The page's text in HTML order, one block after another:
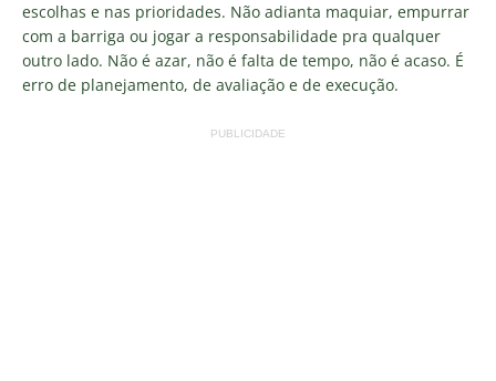
escolhas e nas prioridades. Não adianta maquiar, empurrar
com a barriga ou jogar a responsabilidade pra qualquer
outro lado. Não é azar, não é falta de tempo, não é acaso. É
erro de planejamento, de avaliação e de execução.
PUBLICIDADE